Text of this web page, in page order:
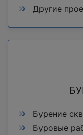
Другие
Бурение
Буровые